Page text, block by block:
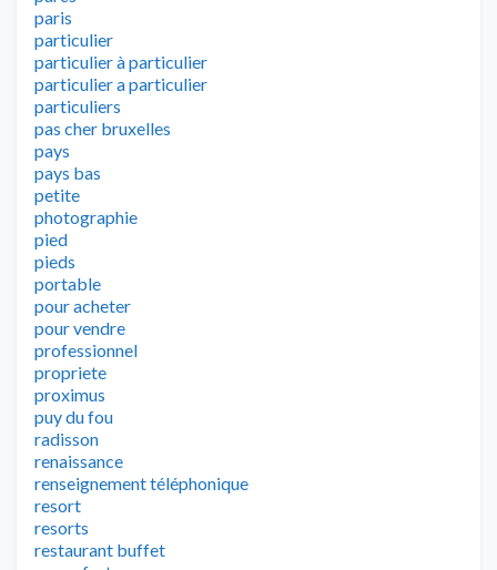
paris
particulier
particulier à particulier
particulier a particulier
particuliers
pas cher bruxelles
pays
pays bas
petite
photographie
pied
pieds
portable
pour acheter
pour vendre
professionnel
propriete
proximus
puy du fou
radisson
renaissance
renseignement téléphonique
resort
resorts
restaurant buffet